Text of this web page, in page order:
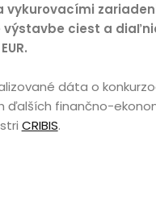
vykurovacími
výstavbe ciest a
dáta o
ďalších finančno-
CRIBIS.